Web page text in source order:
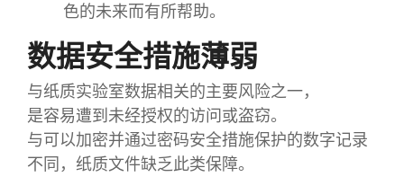
色的未来而有所帮助。
数据安全措施薄弱
与纸质实验室数据相关的主要风险之一，
是容易遭到未经授权的访问或盗窃。
与可以加密并通过密码安全措施保护的数字记录
不同，纸质文件缺乏此类保障。